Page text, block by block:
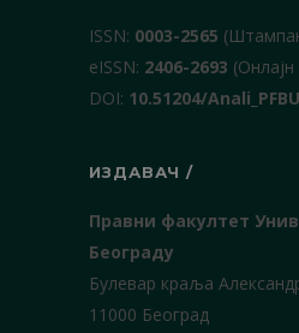
ISSN: 0003-2565
еISSN: 2406-2693
DOI: 10.51204/
ИЗДАВАЧ /
Правни факултет
Београду
Булевар краља
11000 Београд